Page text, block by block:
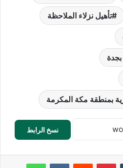
تأهيل نزلاء الملاحظة
بجدة
بمنطقة مكة المكرمة
نسخ الرابط
بينتيريست